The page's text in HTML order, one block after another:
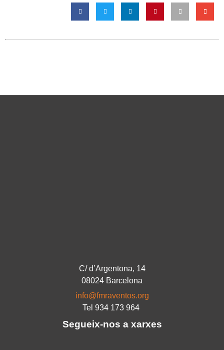
C/ d’Argentona, 14
08024 Barcelona
info@fmraventos.org
Tel 934 173 964
Segueix-nos a xarxes